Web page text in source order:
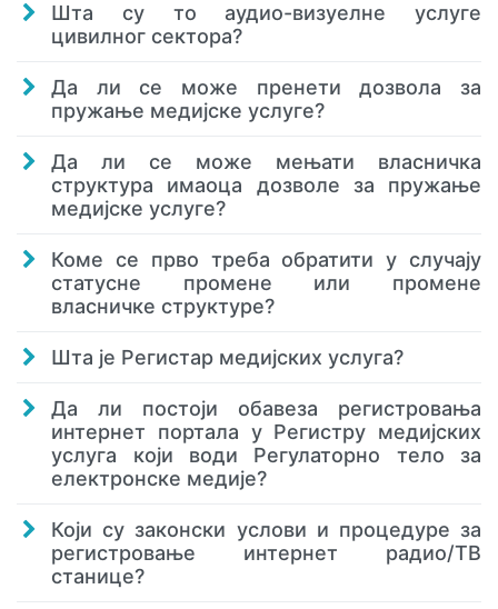
Шта су то аудио-визуелне услуге
цивилног сектора?
Да ли се може пренети дозвола за
пружање медијске услуге?
Да ли се може мењати власничка
структура имаоца дозволе за пружање
медијске услуге?
Коме се прво треба обратити у случају
статусне промене или промене
власничке структуре?
Шта је Регистар медијских услуга?
Да ли постоји обавеза регистровања
интернет портала у Регистру медијских
услуга који води Регулаторно тело за
електронске медије?
Који су законски услови и процедуре за
регистровање интернет радио/ТВ
станице?